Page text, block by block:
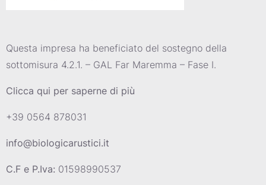
Questa impresa ha beneficiato del sostegno della
sottomisura 4.2.1. – GAL Far Maremma – Fase I.
Clicca qui per saperne di più
+39 0564 878031
info@biologicarustici.it
C.F e P.Iva: 01598990537